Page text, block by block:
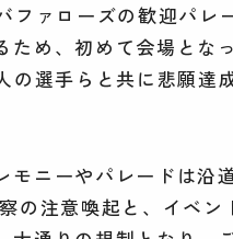
ァローズの歓迎パレ
ため、初めて会場とな
選手らと共に悲願達
ニーやパレードは沿
の注意喚起と、イベン